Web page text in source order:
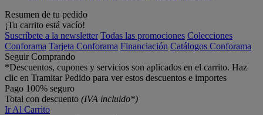
Resumen de tu pedido
¡Tu carrito está vacío!
Suscríbete a la newsletter Todas las promociones Colecciones
Conforama Tarjeta Conforama Financiación Catálogos Conforama
Seguir Comprando
*Descuentos, cupones y servicios son aplicados en el carrito. Haz
clic en Tramitar Pedido para ver estos descuentos e importes
Pago 100% seguro
Total con descuento (IVA incluido*)
Ir Al Carrito